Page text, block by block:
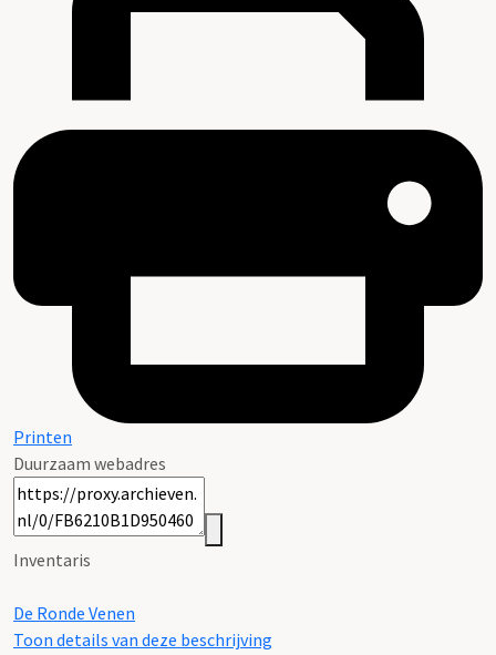
Printen
Duurzaam webadres
Inventaris
De Ronde Venen
Toon details van deze beschrijving